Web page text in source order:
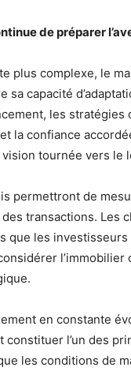
de préparer
plus complexe, le
sa capacité
les stratégies
la confiance
vision tournée vers le
permettront de
transactions. Les
que les
l’immobilier
en constante
constituer l’un des
les conditions de